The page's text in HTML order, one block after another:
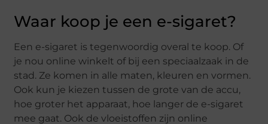
Waar koop je een e-sigaret?
Een e-sigaret is tegenwoordig overal te koop. Of
je nou online winkelt of bij een speciaalzaak in de
stad. Ze komen in alle maten, kleuren en vormen.
Ook kun je kiezen tussen de grote van de accu,
hoe groter het apparaat, hoe langer de e-sigaret
mee gaat. Ook de vloeistoffen zijn online